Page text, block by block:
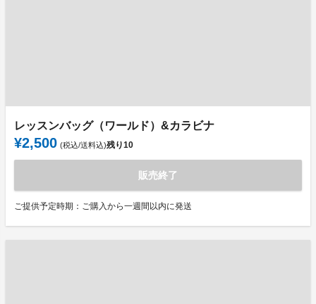
レッスンバッグ（ワールド）&カラビナ
¥2,500 (税込/送料込)残り10
販売終了
ご提供予定時期：ご購入から一週間以内に発送